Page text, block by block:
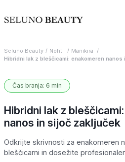
Seluno Beauty Nohti
Manikira
Hibridni lak z bleščicami: enakomeren
Čas branja: 6 min
Hibridni lak z
nanos in sijoč zaključek
Odkrijte skrivnosti za enakomeren
bleščicami in dosežite